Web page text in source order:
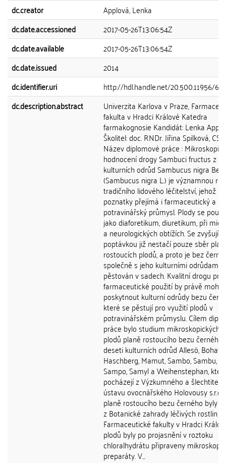
dc.creator
Applová, Lenka
dc.date.accessioned
2017-05-26T13:06:54Z
dc.date.available
2017-05-26T13:06:54Z
dc.date.issued
2014
dc.identifier.uri
http://hdl.handle.net/20.500.11956/
dc.description.abstract
Univerzita Karlova v Praze,
fakulta v Hradci Králové Katedra
farmakognosie Kandidát: Lenka
Školitel: doc. RNDr. Jiřina Spilková, CSc.
Název diplomové práce :
hodnocení drogy Sambuci fructus z
kulturních odrůd Sambucus nigra
(Sambucus nigra L.) je významnou
tradičního lidového léčitelství, jehož
poznatky přejímá i farmaceutický a
potravinářský průmysl. Plody se
jako diaforetikum, diuretikum, při
a neurologických obtížích. Se zvyšující
poptávkou již nestačí pouze sběr
rostoucích plodů, a proto je bez černý
společně s jeho kulturními odrůdami
pěstován v sadech. Kvalitní drogu pro
farmaceutické použití by právě mohly
poskytnout kulturní odrůdy bezu
které se pěstují pro využití plodů v
potravinářském průmyslu. Cílem
práce bylo studium mikroskopických
plodů planě rostoucího bezu černého
deseti kulturních odrůd Allesö,
Haschberg, Mamut, Sambo, Sambu,
Sampo, Samyl a Weihenstephan,
pocházejí z Výzkumného a
ústavu ovocnářského Holovousy s.r.o.
planě rostoucího bezu černého byly
z Botanické zahrady léčivých rostlin
Farmaceutické fakulty v Hradci
plodů byly po projasnění v roztoku
chloralhydrátu připraveny
preparáty. V...